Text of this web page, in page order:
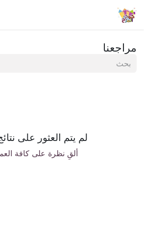
مراجعنا
لم يتم العثور على
ألقِ نظرة على كافة